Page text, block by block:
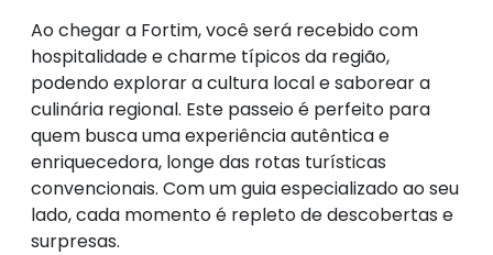
Ao chegar a Fortim, você será recebido com
hospitalidade e charme típicos da região,
podendo explorar a cultura local e saborear a
culinária regional. Este passeio é perfeito para
quem busca uma experiência autêntica e
enriquecedora, longe das rotas turísticas
convencionais. Com um guia especializado ao seu
lado, cada momento é repleto de descobertas e
surpresas.